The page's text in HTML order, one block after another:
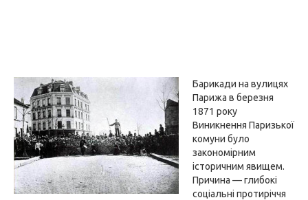
Барикади на вулицях
Парижа в березня
1871 року
Виникнення Паризької
комуни було
закономірним
історичним явищем.
Причина — глибокі
соціальні протиріччя